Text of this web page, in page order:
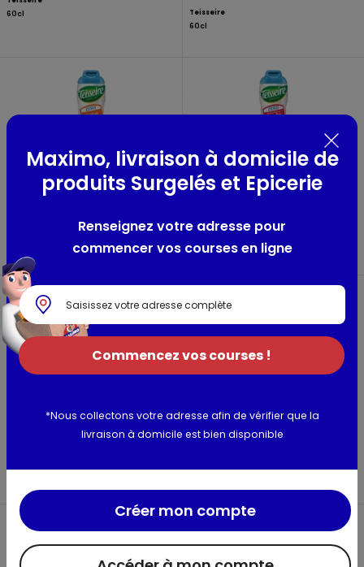
60cl Teisseire
60cl
Teisseire
60cl
Teisseire fraise 0%
Teisseire framboise,
cranberry 0% de
sucre
60cl
Maximo, livraison à domicile de
produits Surgelés et Epicerie
Renseignez votre adresse pour
commencer vos courses en ligne
Commencez vos courses !
*Nous collectons votre adresse afin de vérifier que la
livraison à domicile est bien disponible
Créer mon compte